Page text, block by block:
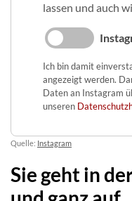
lassen und auch
Ich bin damit
angezeigt werden.
Daten an Instagram
unseren
Quelle: Instagram
Sie geht in